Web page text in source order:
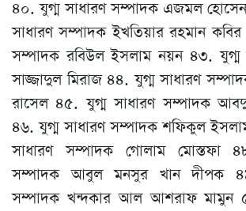
৪০. যুগ্ম সাধারণ সম্পাদক এজমল
সাধারণ সম্পাদক ইখতিয়ার রহমান
সম্পাদক রবিউল ইসলাম নয়ন ৪৩. যুগ্ম
সাজ্জাদুল মিরাজ ৪৪. যুগ্ম সাধারণ
রাসেল ৪৫. যুগ্ম সাধারণ সম্পাদক
৪৬. যুগ্ম সাধারণ সম্পাদক শফিকুল
সাধারণ সম্পাদক গোলাম মোস্তফা
সম্পাদক আবুল মনসুর খান দীপক
সম্পাদক খন্দকার আল আশরাফ মামুন